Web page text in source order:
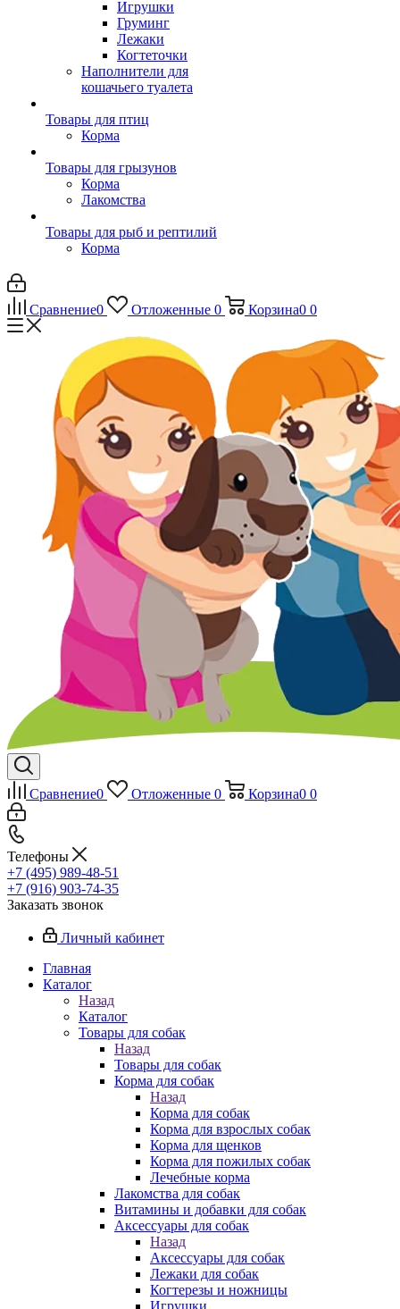
Игрушки
Груминг
Лежаки
Когтеточки
Наполнители для
кошачьего туалета
Товары для птиц
Корма
Товары для грызунов
Корма
Лакомства
Товары для рыб и рептилий
Корма
Сравнение0 Отложенные 0 Корзина0 0
Сравнение0 Отложенные 0 Корзина0 0
Телефоны
+7 (495) 989-48-51
+7 (916) 903-74-35
Заказать звонок
Личный кабинет
Главная
Каталог
Назад
Каталог
Товары для собак
Назад
Товары для собак
Корма для собак
Назад
Корма для собак
Корма для взрослых собак
Корма для щенков
Корма для пожилых собак
Лечебные корма
Лакомства для собак
Витамины и добавки для собак
Аксессуары для собак
Назад
Аксессуары для собак
Лежаки для собак
Когтерезы и ножницы
Игрушки